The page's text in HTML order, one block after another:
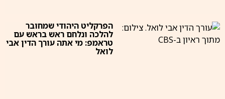
הפרקליט היהודי שמחובר
להלכה ונלחם ראש בראש עם
טראמפ: מי אתה עורך הדין אבי
לואל